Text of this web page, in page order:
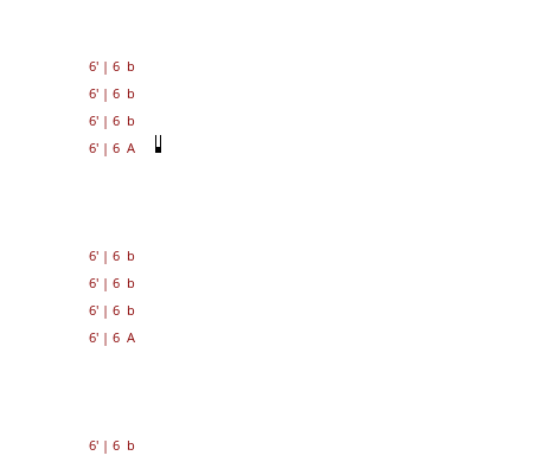
6'| 6 b
6'| 6 b
6'| 6 b
6'| 6 A
6'| 6 b
6'| 6 b
6'| 6 b
6'| 6 A
6'| 6 b